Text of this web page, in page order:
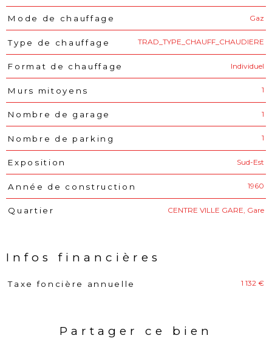
Mode de chauffage Gaz
Type de chauffage TRAD_TYPE_CHAUFF_CHAUDIERE
Format de chauffage Individuel
Murs mitoyens 1
Nombre de garage 1
Nombre de parking 1
Exposition Sud-Est
Année de construction 1960
Quartier CENTRE VILLE GARE, Gare
Infos financières
Caractéristiques Valeurs
Taxe foncière annuelle 1 132 €
Partager ce bien